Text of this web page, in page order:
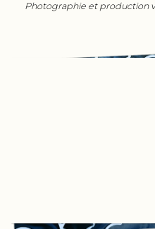
Photographie et production